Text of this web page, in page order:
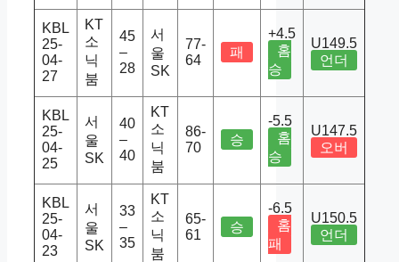
KBL
25-
04-
27
KT
소
닉
붐
45
–
28
서
울
SK
77-
64
패
+4.5
홈
승
U149.5
언더
KBL
25-
04-
25
서
울
SK
40
–
40
KT
소
닉
붐
86-
70
승
-5.5
홈
승
U147.5
오버
KBL
25-
04-
23
서
울
SK
33
–
35
KT
소
닉
붐
65-
61
승
-6.5
홈
패
U150.5
언더